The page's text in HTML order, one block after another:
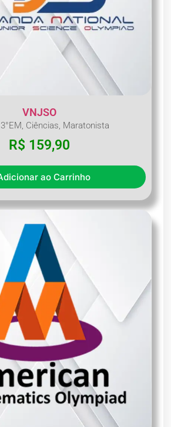
VNJSO
, Ciências, Maratonista
R$ 159,90
ao Carrinho